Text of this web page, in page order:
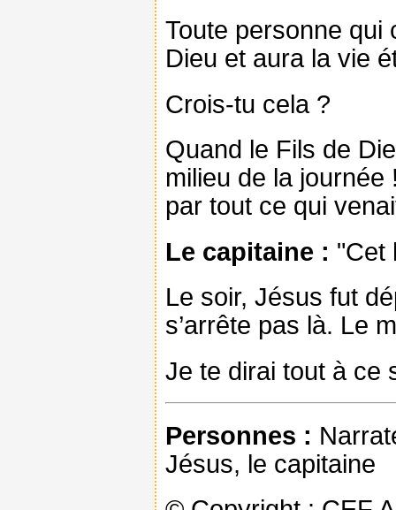
Toute personne qui
Dieu et aura la vie
Crois-tu cela ?
Quand le Fils de
milieu de la
par tout ce qui
Le capitaine : "Cet
Le soir, Jésus fut
s’arrête pas là. Le
Je te dirai tout à ce
Personnes :
Jésus, le capitaine